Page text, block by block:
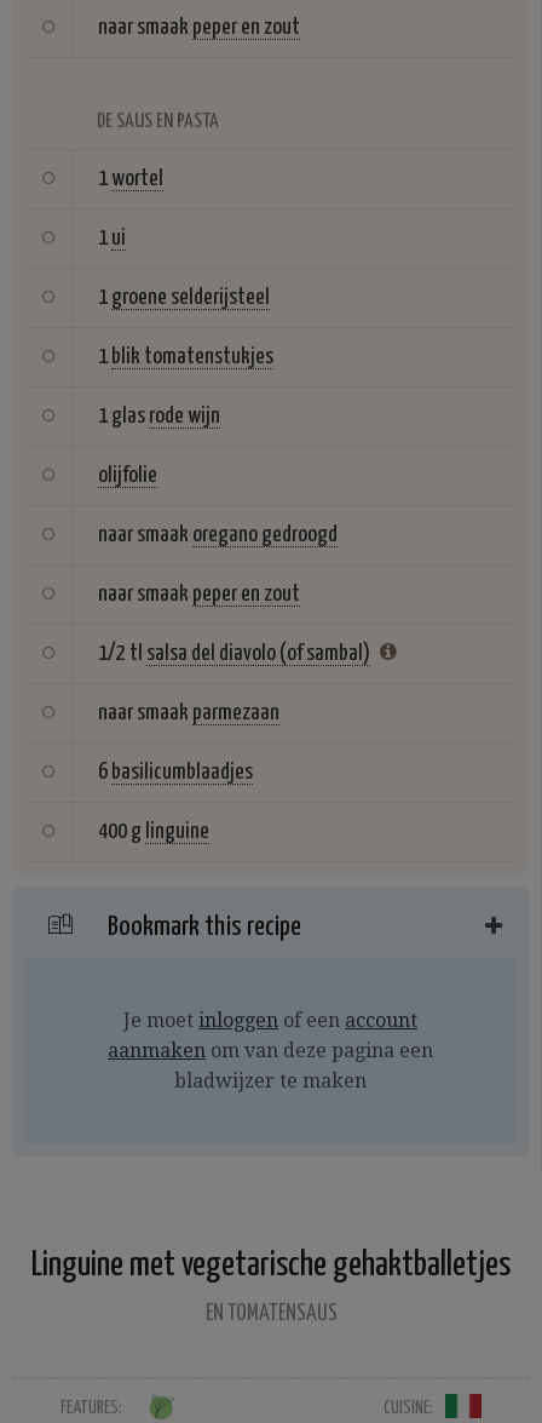
naar smaak peper en zout
DE SAUS EN PASTA
1 wortel
1 ui
1 groene selderijsteel
1 blik tomatenstukjes
1 glas rode wijn
olijfolie
naar smaak oregano gedroogd
naar smaak peper en zout
1/2 tl salsa del diavolo (of sambal)
naar smaak parmezaan
6 basilicumblaadjes
400 g linguine
Bookmark this recipe
Je moet inloggen of een account
aanmaken om van deze pagina een
bladwijzer te maken
Linguine met vegetarische gehaktballetjes
EN TOMATENSAUS
FEATURES: CUISINE: